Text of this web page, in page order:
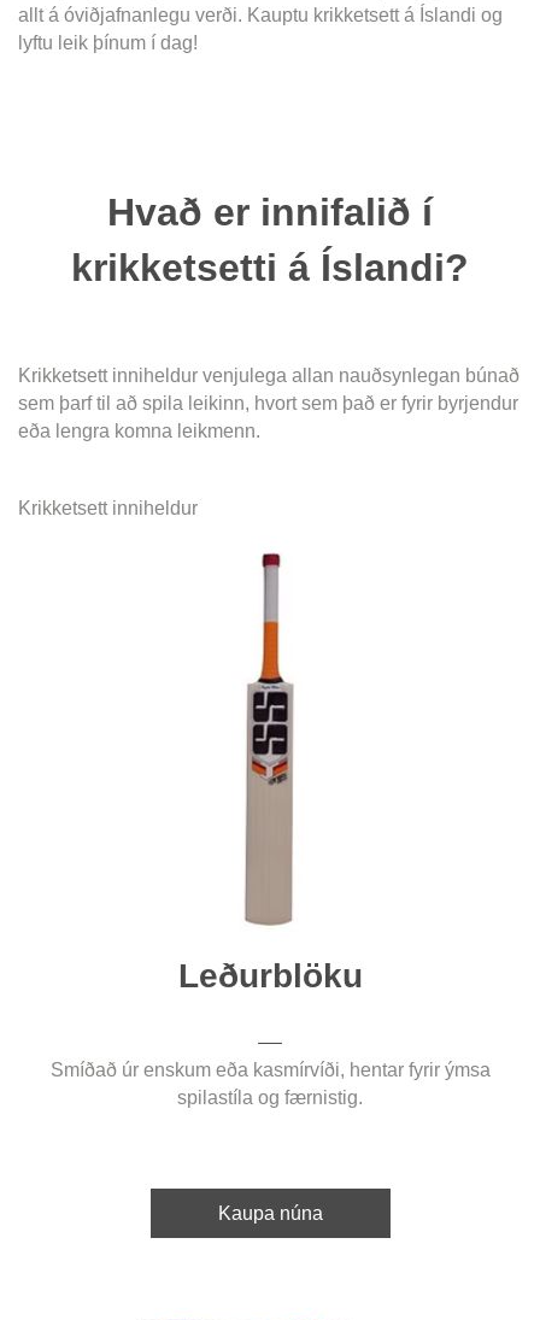
allt á óviðjafnanlegu verði. Kauptu krikketsett á Íslandi og
lyftu leik þínum í dag!
Hvað er innifalið í
krikketsetti á Íslandi?
Krikketsett inniheldur venjulega allan nauðsynlegan búnað
sem þarf til að spila leikinn, hvort sem það er fyrir byrjendur
eða lengra komna leikmenn.
Krikketsett inniheldur
Leðurblöku
Smíðað úr enskum eða kasmírvíði, hentar fyrir ýmsa
spilastíla og færnistig.
Kaupa núna